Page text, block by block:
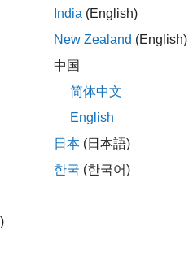
India (English)
New Zealand (English)
中国
简体中文
English
日本 (日本語)
한국 (한국어)